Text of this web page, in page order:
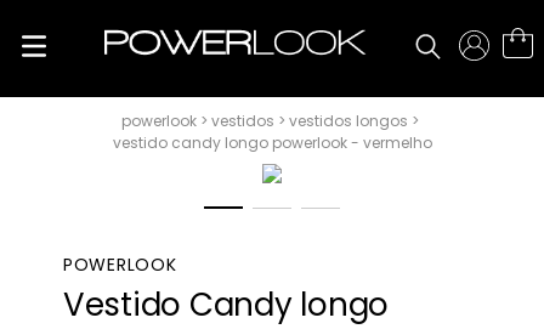
vestidos
vestidos longos
vestido candy longo powerlook - vermelho
POWERLOOK
Vestido Candy longo